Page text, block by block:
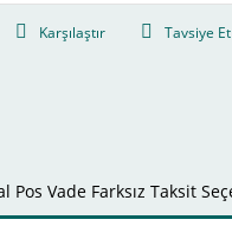
Karşılaştır Tavsiye Et
Pos Vade Farksız Taksit